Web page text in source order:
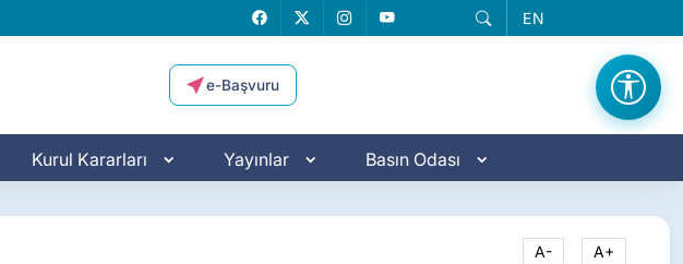
Facebook
X InstagramYouTube
EN
e-Başvuru
Kurul Kararları Yayınlar Basın Odası
A- A+